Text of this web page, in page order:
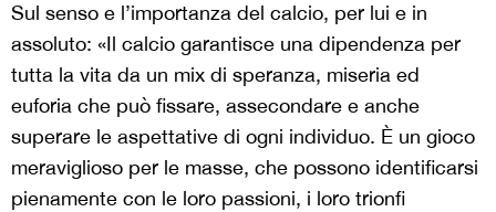
Sul senso e l’importanza del calcio, per lui e in
assoluto: «Il calcio garantisce una dipendenza per
tutta la vita da un mix di speranza, miseria ed
euforia che può fissare, assecondare e anche
superare le aspettative di ogni individuo. È un gioco
meraviglioso per le masse, che possono identificarsi
pienamente con le loro passioni, i loro trionfi